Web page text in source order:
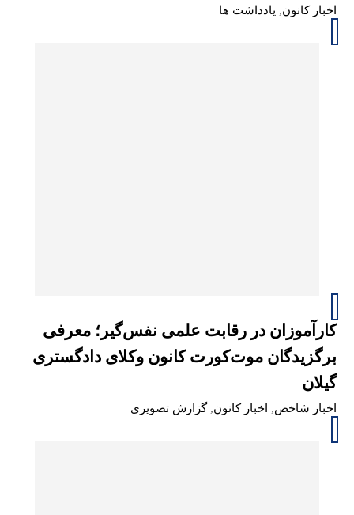
اخبار کانون, یادداشت ها
کارآموزان در رقابت علمی نفس‌گیر؛ معرفی
برگزیدگان موت‌کورت کانون وکلای دادگستری
گیلان
اخبار شاخص, اخبار کانون,گزارش تصویری